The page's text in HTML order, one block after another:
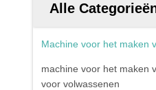
Alle
Machine voor het maken
machine voor het maken
voor volwassenen